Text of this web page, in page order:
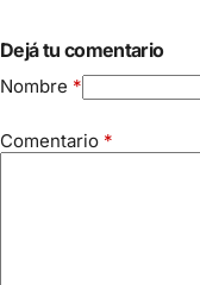
Dejá tu comentario
Nombre *
Comentario *